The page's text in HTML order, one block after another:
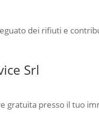
dei rifiuti e
Srl
gratuita presso il tuo